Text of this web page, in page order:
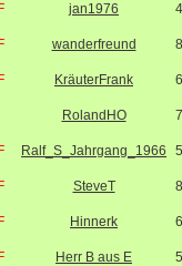
F jan1976
F wanderfreund
F KräuterFrank
RolandHO
F Ralf_S_Jahrgang_1966
F SteveT
F Hinnerk
F Herr B aus E